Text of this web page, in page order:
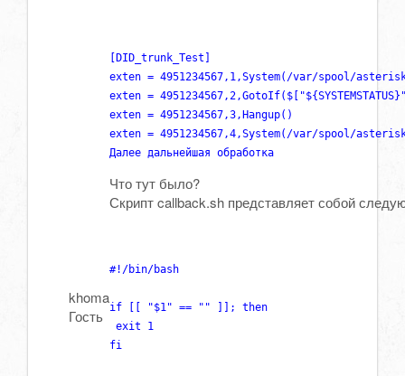
khoma
Гость
exten =
exten =
exten = 4951234567,3,Hangup()
exten = 4951234567,4,System(/var/spool/
Что тут было?
Скрипт callback.sh представляет собой
#!/
if [[